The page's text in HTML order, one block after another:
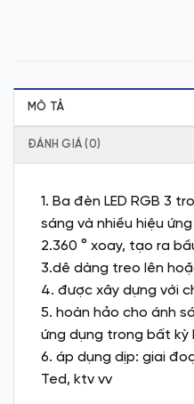
MÔ TẢ
ĐÁNH GIÁ (0)
1. Ba đèn LED RGB 3
sáng và nhiều hiệu
2.360 ° xoay, tạo ra
3.dê dàng treo lên
4. được xây dựng với
5. hoàn hảo cho ánh
ứng dụng trong bất kỳ
6. áp dụng dịp: giai
Ted, ktv vv